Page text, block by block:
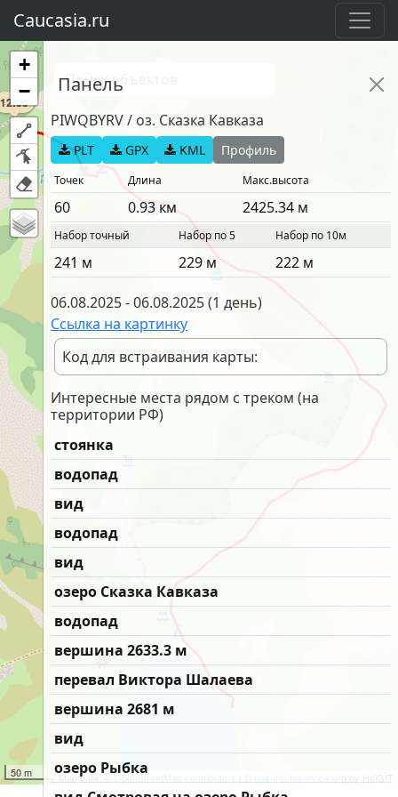
Caucasia.ru
12:00
+
−
50 m Map data: © OpenStreetMap contributors openrouteservice.org
Панель
PIWQBYRV/ оз. Сказка Кавказа
PLT GPX KML Профиль
Точек Длина Макс.высота
60 0.93км 2425.34 м
Набор точный Набор по 5 Набор по 10м
241 м 229 м 222 м
06.08.2025-06.08.2025(1 день)
Ссылка на картинку
Код для встраивания карты:
Интересные места рядом с треком (на
территории РФ)
стоянка
водопад
вид
водопад
вид
озеро Сказка Кавказа
водопад
вершина 2633.3 м
перевал Виктора Шалаева
вершина 2681 м
вид
озеро Рыбка